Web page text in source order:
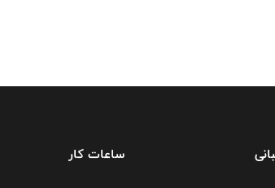
ساعات کار